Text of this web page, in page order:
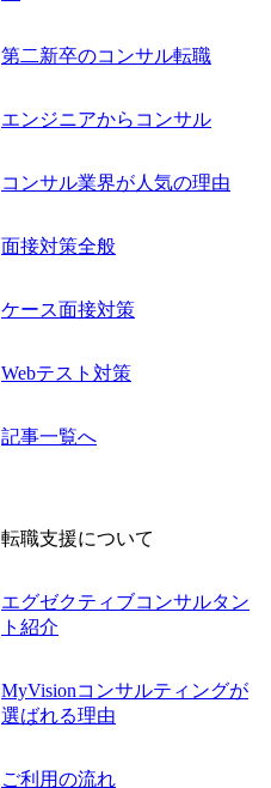
第二新卒のコンサル転職
エンジニアからコンサル
コンサル業界が人気の理由
面接対策全般
ケース面接対策
Webテスト対策
記事一覧へ
転職支援について
エグゼクティブコンサルタン
ト紹介
MyVisionコンサルティングが
選ばれる理由
ご利用の流れ